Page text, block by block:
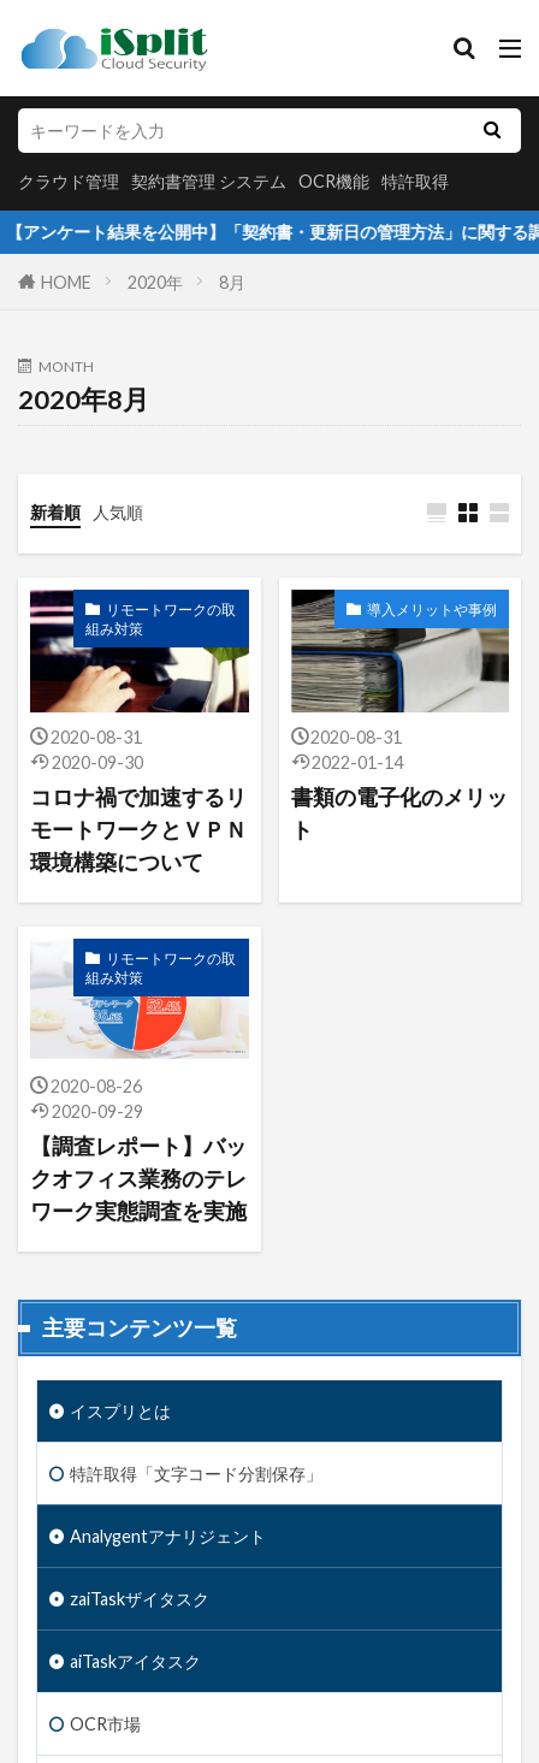
クラウド管理 契約書管理 システム OCR機能 特許取得
ケート結果を公開中】「契約書・更新日の管理方法」に関する調査
HOME 2020年 8月
MONTH
2020年8月
新着順 人気順
リモートワークの取
組み対策
2020-08-31
2020-09-30
コロナ禍で加速するリ
モートワークとＶＰＮ
環境構築について
導入メリットや事例
2020-08-31
2022-01-14
書類の電子化のメリッ
ト
リモートワークの取
組み対策
2020-08-26
2020-09-29
【調査レポート】バッ
クオフィス業務のテレ
ワーク実態調査を実施
主要コンテンツ一覧
イスプリとは
特許取得「文字コード分割保存」
Analygentアナリジェント
zaiTaskザイタスク
aiTaskアイタスク
OCR市場
クラウド管理 契約書管理 システム
特許取得
カテゴリー
データベース化
データ共有
プレスリリース
メンバー追加
個人情報管理
履歴書管理
帳票管理
操作方法
権限設定
請求書管理